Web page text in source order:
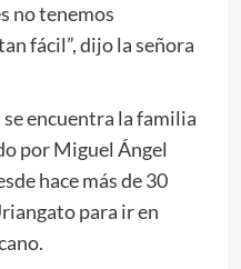
no tenemos
fácil”, dijo la señora
encuentra la familia
por Miguel Ángel
hace más de 30
para ir en